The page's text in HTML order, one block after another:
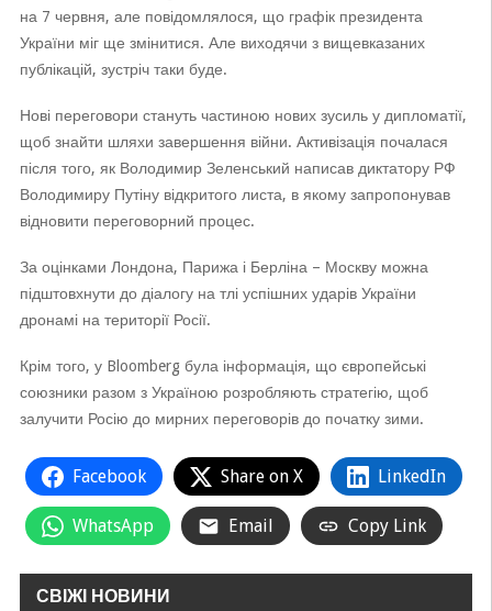
на 7 червня, але повідомлялося, що графік президента
України міг ще змінитися. Але виходячи з вищевказаних
публікацій, зустріч таки буде.
Нові переговори стануть частиною нових зусиль у дипломатії,
щоб знайти шляхи завершення війни. Активізація почалася
після того, як Володимир Зеленський написав диктатору РФ
Володимиру Путіну відкритого листа, в якому запропонував
відновити переговорний процес.
За оцінками Лондона, Парижа і Берліна – Москву можна
підштовхнути до діалогу на тлі успішних ударів України
дронамі на території Росії.
Крім того, у Bloomberg була інформація, що європейські
союзники разом з Україною розробляють стратегію, щоб
залучити Росію до мирних переговорів до початку зими.
Facebook Share on X LinkedIn
WhatsApp Email Copy Link
СВІЖІ НОВИНИ